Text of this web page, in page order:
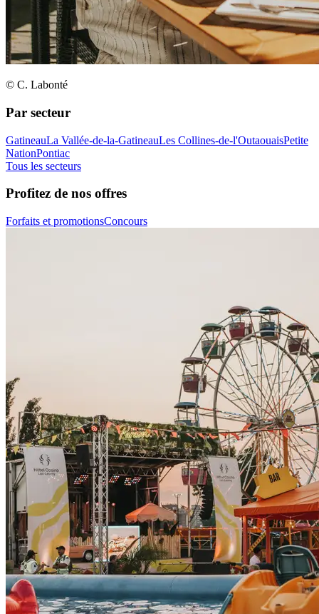
© C. Labonté
Par secteur
GatineauLa Vallée-de-la-GatineauLes Collines-de-l'OutaouaisPetite
NationPontiac
Tous les secteurs
Profitez de nos offres
Forfaits et promotionsConcours